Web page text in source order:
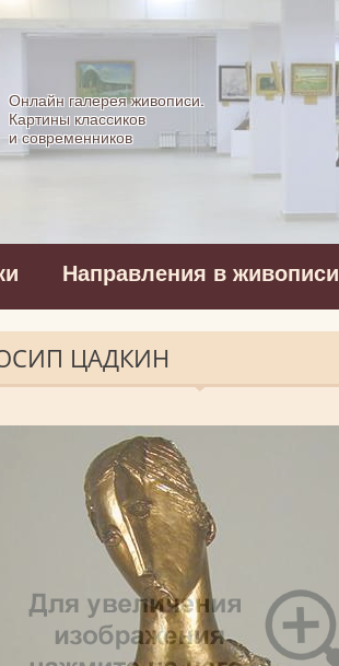
Allpainters.ru - картинная галерея
Онлайн галерея живописи.
Картины классиков
и современников
Направления в живописи
ОСИП ЦАДКИН